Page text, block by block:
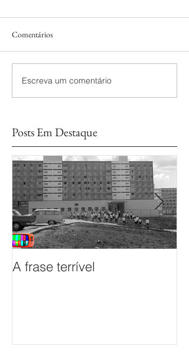
Comentários
Escreva um comentário
Posts Em Destaque
A frase terrível